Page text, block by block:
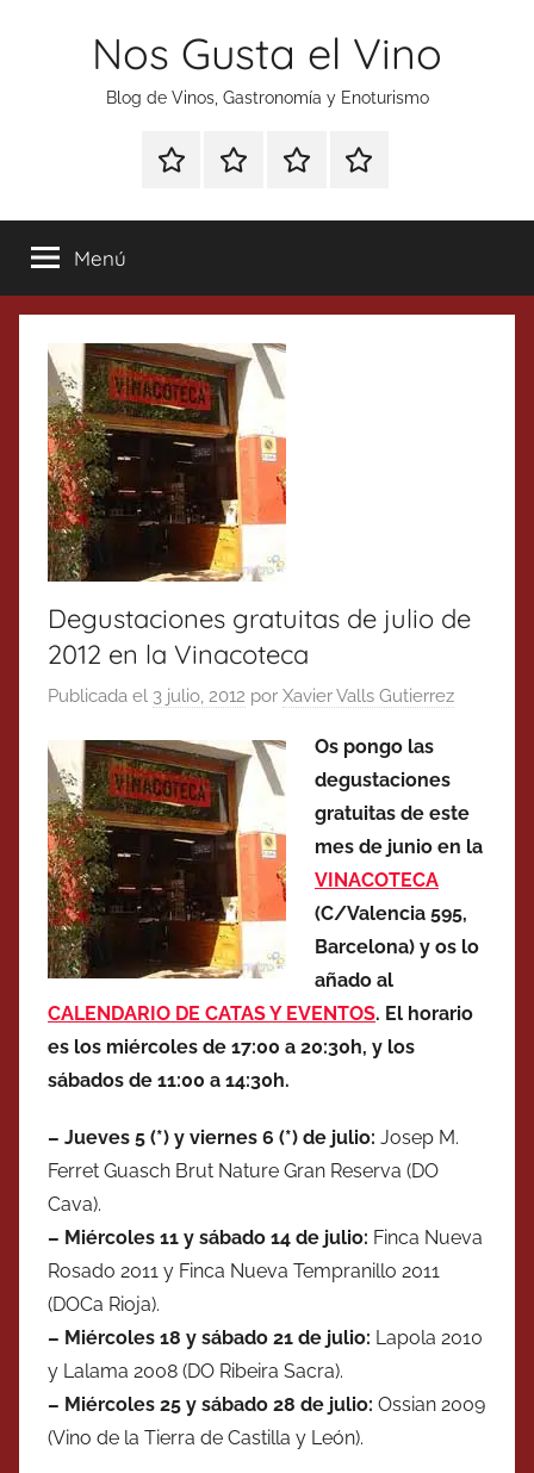
Nos Gusta el Vino
Blog de Vinos, Gastronomía y Enoturismo
Especial
Tonics
Enoturismo
Gastronomía
RankingContacto
Menú
Degustaciones gratuitas de julio de
2012 en la Vinacoteca
Publicada el 3 julio, 2012 por Xavier Valls Gutierrez
Os pongo las
degustaciones
gratuitas de este
mes de junio en la
VINACOTECA
(C/Valencia 595,
Barcelona) y os lo
añado al
CALENDARIO DE CATAS Y EVENTOS. El horario
es los miércoles de 17:00 a 20:30h, y los
sábados de 11:00 a 14:30h.
– Jueves 5 (*) y viernes 6 (*) de julio: Josep M.
Ferret Guasch Brut Nature Gran Reserva (DO
Cava).
– Miércoles 11 y sábado 14 de julio: Finca Nueva
Rosado 2011 y Finca Nueva Tempranillo 2011
(DOCa Rioja).
– Miércoles 18 y sábado 21 de julio: Lapola 2010
y Lalama 2008 (DO Ribeira Sacra).
– Miércoles 25 y sábado 28 de julio: Ossian 2009
(Vino de la Tierra de Castilla y León).